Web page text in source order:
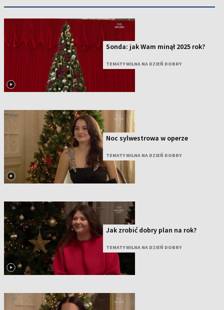
Sonda: jak Wam minął 2025 rok?
TEMATY WILNA NA DZIEŃ DOBRY
Noc sylwestrowa w operze
TEMATY WILNA NA DZIEŃ DOBRY
Jak zrobić dobry plan na rok?
TEMATY WILNA NA DZIEŃ DOBRY